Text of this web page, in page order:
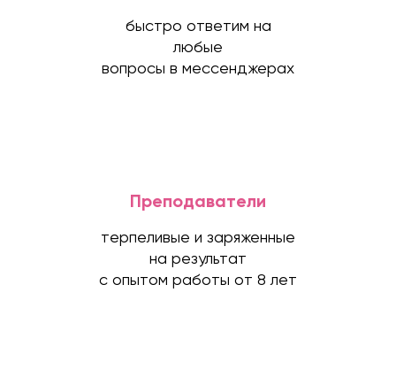
быстро ответим на
любые
вопросы в мессенджерах
Преподаватели
терпеливые и заряженные
на результат
с опытом работы от 8 лет